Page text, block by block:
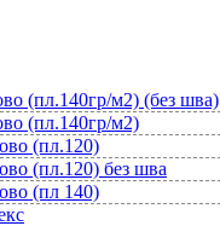
(пл.140гр/м2) (без шва)
(пл.140гр/м2)
(пл.120)
(пл.120) без шва
(пл 140)